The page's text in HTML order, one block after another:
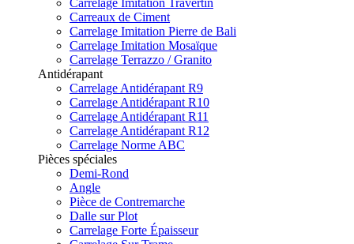
Carrelage Imitation Travertin
Carreaux de Ciment
Carrelage Imitation Pierre de Bali
Carrelage Imitation Mosaïque
Carrelage Terrazzo / Granito
Antidérapant
Carrelage Antidérapant R9
Carrelage Antidérapant R10
Carrelage Antidérapant R11
Carrelage Antidérapant R12
Carrelage Norme ABC
Pièces spéciales
Demi-Rond
Angle
Pièce de Contremarche
Dalle sur Plot
Carrelage Forte Épaisseur